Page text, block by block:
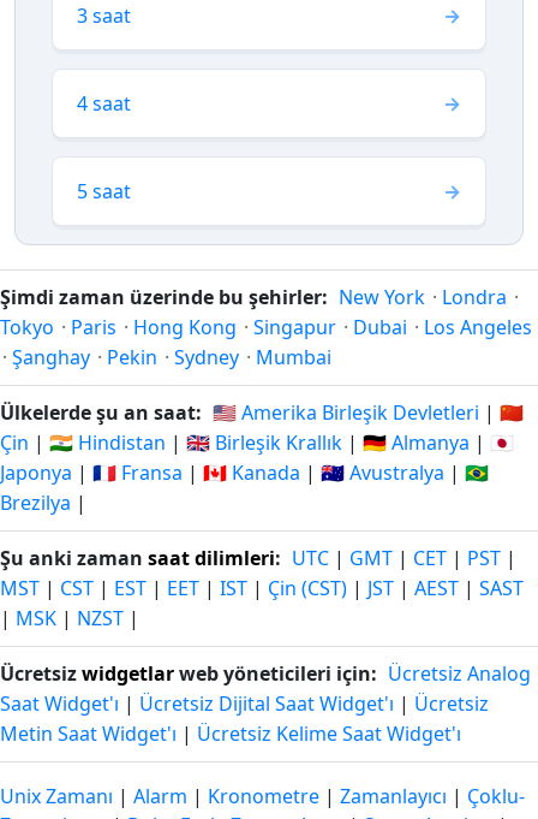
3 saat
4 saat
5 saat
Şimdi zaman üzerinde bu şehirler: New York · Londra ·
Tokyo · Paris · Hong Kong · Singapur · Dubai · Los Angeles
· Şanghay · Pekin · Sydney · Mumbai
Ülkelerde şu an saat: 🇺🇸 Amerika Birleşik Devletleri | 🇨🇳
Çin | 🇮🇳 Hindistan | 🇬🇧 Birleşik Krallık | 🇩🇪 Almanya | 🇯🇵
Japonya | 🇫🇷 Fransa | 🇨🇦 Kanada | 🇦🇺 Avustralya | 🇧🇷
Brezilya |
Şu anki zaman saat dilimleri: UTC | GMT | CET | PST |
MST | CST | EST | EET | IST | Çin (CST) | JST | AEST | SAST
| MSK | NZST |
Ücretsizwidgetlarweb yöneticileri için: Ücretsiz Analog
Saat Widget'ı | Ücretsiz Dijital Saat Widget'ı | Ücretsiz
Metin Saat Widget'ı | Ücretsiz Kelime Saat Widget'ı
Unix Zamanı | Alarm | Kronometre | Zamanlayıcı | Çoklu-